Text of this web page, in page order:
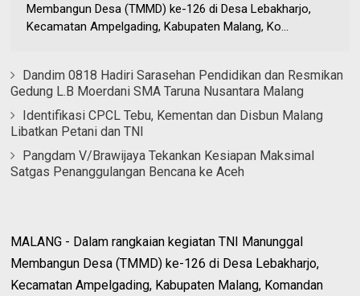
Membangun Desa (TMMD) ke-126 di Desa Lebakharjo,
Kecamatan Ampelgading, Kabupaten Malang, Ko...
Dandim 0818 Hadiri Sarasehan Pendidikan dan Resmikan
Gedung L.B Moerdani SMA Taruna Nusantara Malang
Identifikasi CPCL Tebu, Kementan dan Disbun Malang
Libatkan Petani dan TNI
Pangdam V/Brawijaya Tekankan Kesiapan Maksimal
Satgas Penanggulangan Bencana ke Aceh
MALANG - Dalam rangkaian kegiatan TNI Manunggal
Membangun Desa (TMMD) ke-126 di Desa Lebakharjo,
Kecamatan Ampelgading, Kabupaten Malang, Komandan